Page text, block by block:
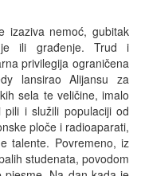
izaziva nemoć, gubitak
ili građenje. Trud i
privilegija ograničena
lansirao Alijansu za
sela te veličine, imalo
i služili populaciji od
ploče i radioaparati,
talente. Povremeno, iz
studenata, povodom